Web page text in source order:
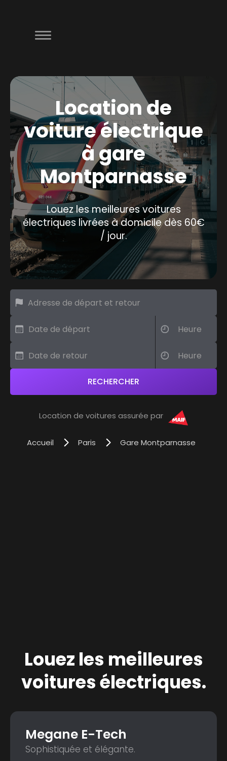
Location de
voiture électrique
à gare
Montparnasse
Louez les meilleures voitures
électriques livrées à domicile dès 60€
/ jour.
Location de voitures assurée par
Accueil Paris Gare Montparnasse
Louez les meilleures
voitures électriques.
Megane E-Tech
Sophistiquée et élégante.